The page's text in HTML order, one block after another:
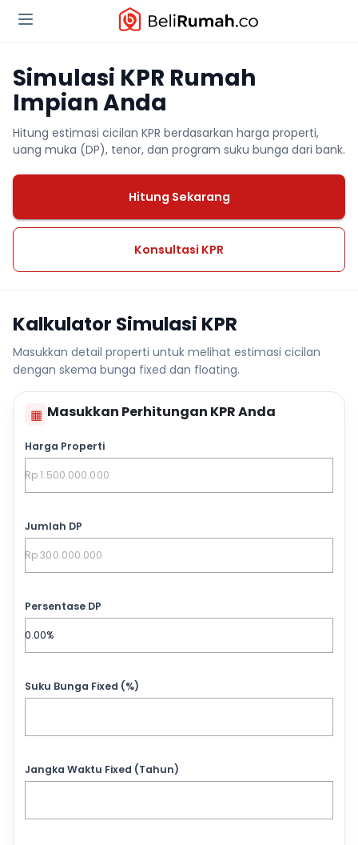
Simulasi KPR Rumah
Impian Anda
Hitung estimasi cicilan KPR berdasarkan harga properti,
uang muka (DP), tenor, dan program suku bunga dari bank.
Hitung Sekarang
Konsultasi KPR
Kalkulator Simulasi KPR
Masukkan detail properti untuk melihat estimasi cicilan
dengan skema bunga fixed dan floating.
▦ Masukkan Perhitungan KPR Anda
Harga Properti
Jumlah DP
Persentase DP
Suku Bunga Fixed (%)
Jangka Waktu Fixed (Tahun)